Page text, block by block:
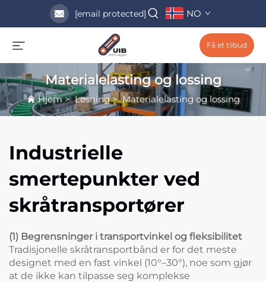
[email protected] NO
Få et tilbud
Materialelasting og lossing
Hjem>Løsning>Materialelasting og lossing
Industrielle
smertepunkter ved
skråtransportører
(1) Begrensninger i transportvinkel og fleksibilitet
Tradisjonelle skråtransportbånd er for det meste
designet med en fast vinkel (10°–30°), noe som gjør
at de ikke kan tilpasse seg komplekse